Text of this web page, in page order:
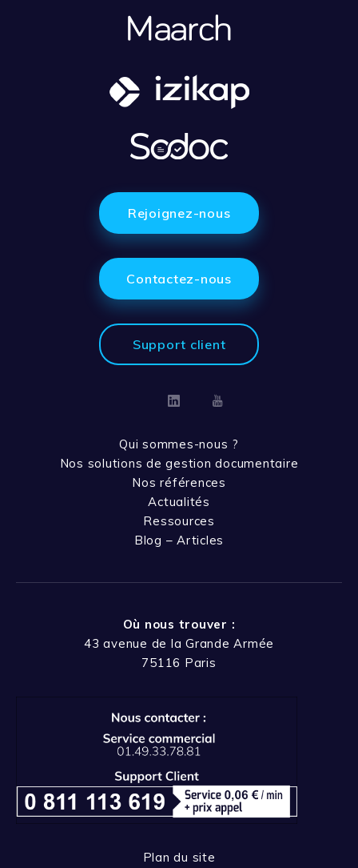
Rejoignez-nous
Contactez-nous
Support client
LinkedinYoutube
Qui sommes-nous ?
Nos solutions de gestion documentaire
Nos références
Actualités
Ressources
Blog – Articles
Où nous trouver :
43 avenue de la Grande Armée
75116 Paris
Plan du site